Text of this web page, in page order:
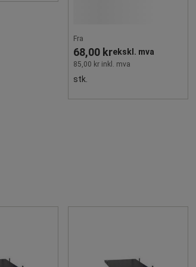
Fra
68,00 krekskl. mva
85,00 kr inkl. mva
stk.